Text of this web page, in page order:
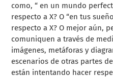
como, “ en un mundo
respecto a X? O “en tus
respecto a X? O mejor aún,
comuniquen a través de
imágenes, metáforas y
escenarios de otras partes
están intentando hacer